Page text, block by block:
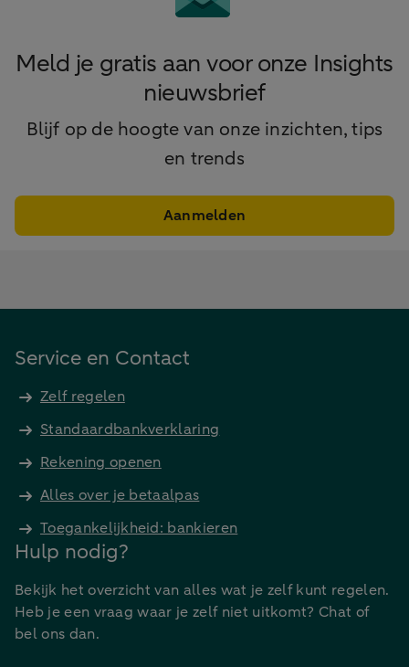
Meld je gratis aan voor onze Insights
nieuwsbrief
Blijf op de hoogte van onze inzichten, tips
en trends
Aanmelden
Service en Contact
Zelf regelen
Standaardbankverklaring
Rekening openen
Alles over je betaalpas
Toegankelijkheid: bankieren
Hulp nodig?
Bekijk het overzicht van alles wat je zelf kunt regelen.
Heb je een vraag waar je zelf niet uitkomt? Chat of
bel ons dan.